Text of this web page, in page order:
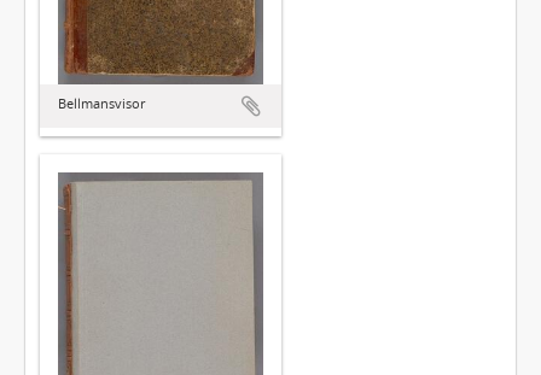
Bellmansvisor